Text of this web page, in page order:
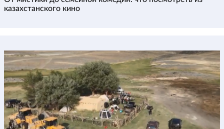
казахстанского кино